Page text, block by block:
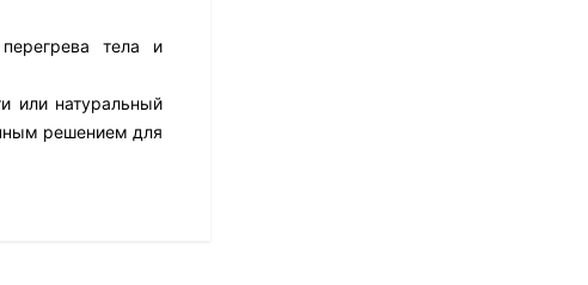
тела и
или натуральный
решением для